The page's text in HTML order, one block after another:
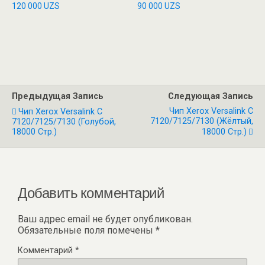
120 000 UZS 90 000UZS
Предыдущая Запись
Чип Xerox Versalink C
7120/7125/7130 (Голубой,
18000 Стр.)
Следующая Запись
Чип Xerox Versalink C
7120/7125/7130 (Жёлтый,
18000 Стр.)
Добавить комментарий
Ваш адрес email не будет опубликован.
Обязательные поля помечены *
Комментарий *